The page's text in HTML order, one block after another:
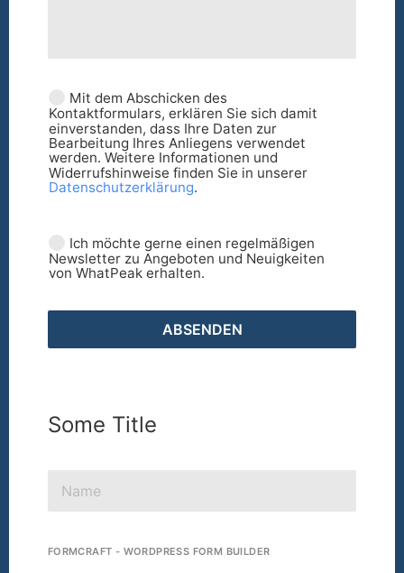
Mit dem Abschicken des
Kontaktformulars, erklären Sie sich damit
einverstanden, dass Ihre Daten zur
Bearbeitung Ihres Anliegens verwendet
werden. Weitere Informationen und
Widerrufshinweise finden Sie in unserer
Datenschutzerklärung.
Ich möchte gerne einen regelmäßigen
Newsletter zu Angeboten und Neuigkeiten
von WhatPeak erhalten.
ABSENDEN
Some Title
FORMCRAFT - WORDPRESS FORM BUILDER